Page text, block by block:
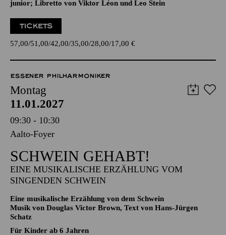
junior; Libretto von Viktor Léon und Leo Stein
TICKETS
57,00 51,00 42,00 35,00 28,00 17,00 €
ESSENER PHILHARMONIKER
Montag
11.01.2027
09:30 - 10:30
Aalto-Foyer
SCHWEIN GEHABT!
EINE MUSIKALISCHE ERZÄHLUNG VOM
SINGENDEN SCHWEIN
Eine musikalische Erzählung von dem Schwein
Musik von Douglas Victor Brown, Text von Hans-Jürgen
Schatz
Für Kinder ab 6 Jahren